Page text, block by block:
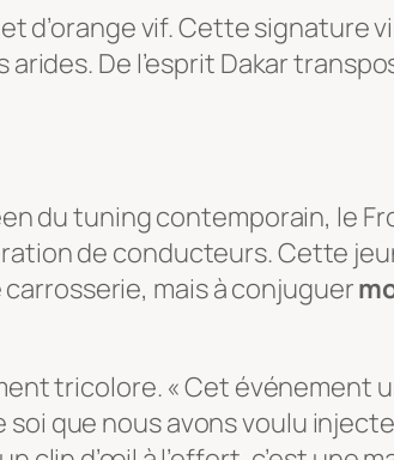
d’orange vif. Cette signature
De l’esprit Dakar
du tuning contemporain, le
de conducteurs. Cette
mais à conjuguer
tricolore. « Cet événement
que nous avons voulu